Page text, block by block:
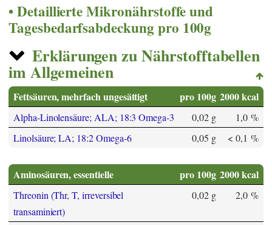
Detaillierte Mikronährstoffe und
Tagesbedarfsabdeckung pro 100g
Erklärungen zu Nährstofftabellen
im Allgemeinen
Fettsäuren, mehrfach ungesättigt pro 100g 2000 kcal
Alpha-Linolensäure; ALA; 18:3 Omega-3 0,02 g
1,0 %
Linolsäure; LA; 18:2 Omega-6
0,05 g < 0,1 %
Aminosäuren, essentielle pro 100g 2000 kcal
Threonin (Thr, T, irreversibel
transaminiert)
0,02 g 2,0 %